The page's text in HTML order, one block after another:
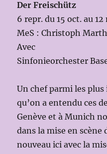
Der Freischütz
6 repr. du 15 oct. au
MeS : Christoph
Avec
Sinfonieorchester
Un chef parmi les
qu’on a entendu ces
Genève et à Munich
dans la mise en
nouveau ici avec la